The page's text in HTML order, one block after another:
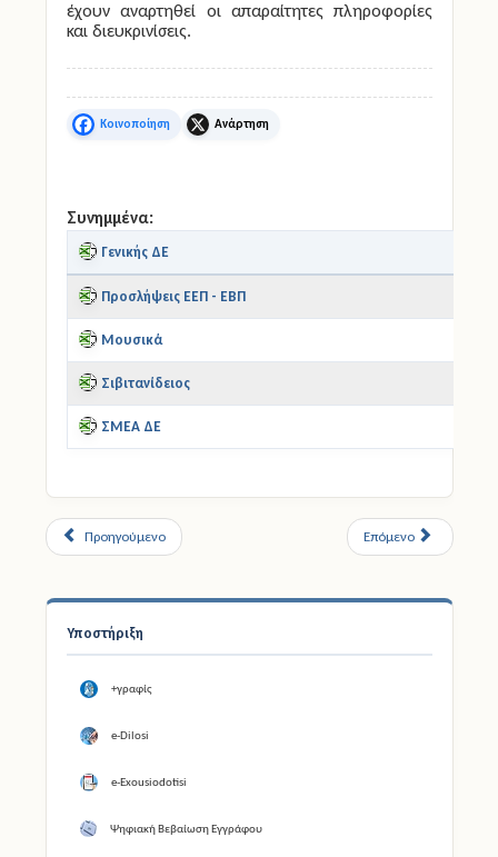
Υποστήριξη
+γραφίς
e-Dilosi
e-Exousiodotisi
Ψηφιακή Βεβαίωση Εγγράφου
έχουν αναρτηθεί οι απαραίτητες πληροφορίες
και διευκρινίσεις.
Facebook X
Συνημμένα:
Γενικής ΔΕ
Προσλήψεις ΕΕΠ - ΕΒΠ
Μουσικά
Σιβιτανίδειος
ΣΜΕΑ ΔΕ
Προηγούμενο Επόμενο